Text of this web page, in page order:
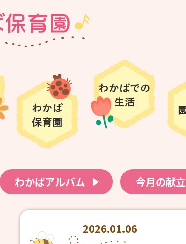
わかばアルバム 今月の献立
2026.01.06